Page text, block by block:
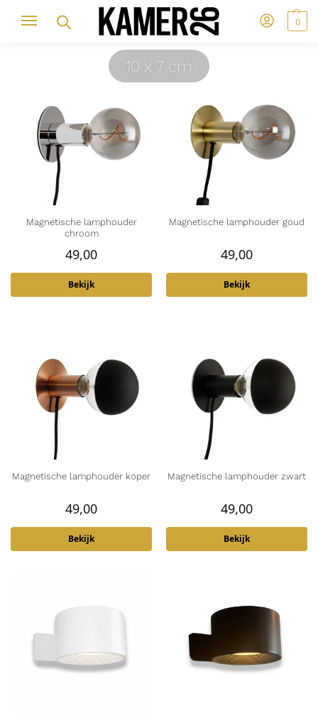
0
10 x 7 cm
Magnetische lamphouder
chroom
49,00
Bekijk
Magnetische lamphouder goud
49,00
Bekijk
Magnetische lamphouder koper
49,00
Bekijk
Magnetische lamphouder zwart
49,00
Bekijk